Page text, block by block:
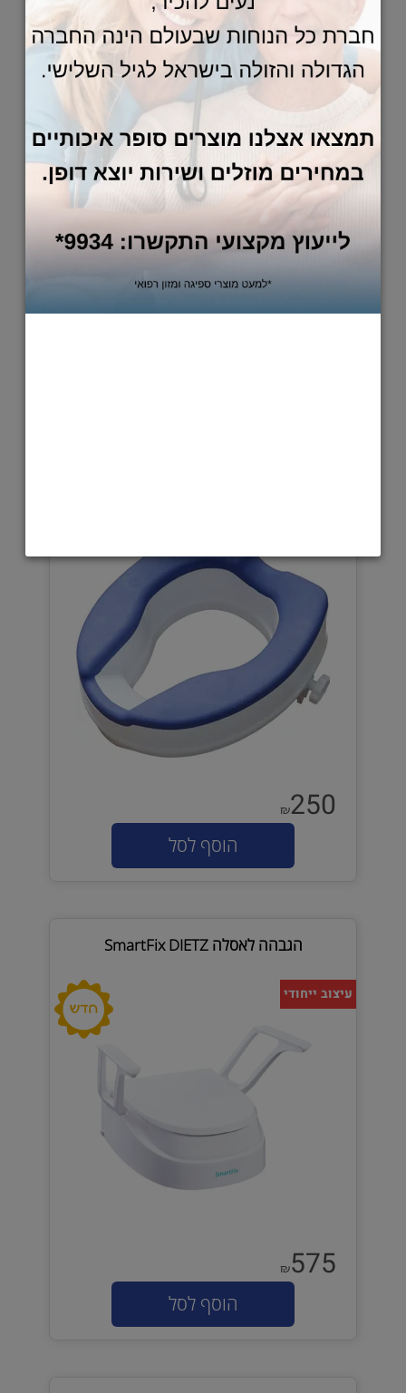
הגבהה לאסלה תוצרת שבדיה
מושב הארגונומי כולל שקעים קדמיים וא
₪250
הוסף לסל
הגבהה לאסלה SmartFix DIETZ
עיצוב ייחודי
₪575
הוסף לסל